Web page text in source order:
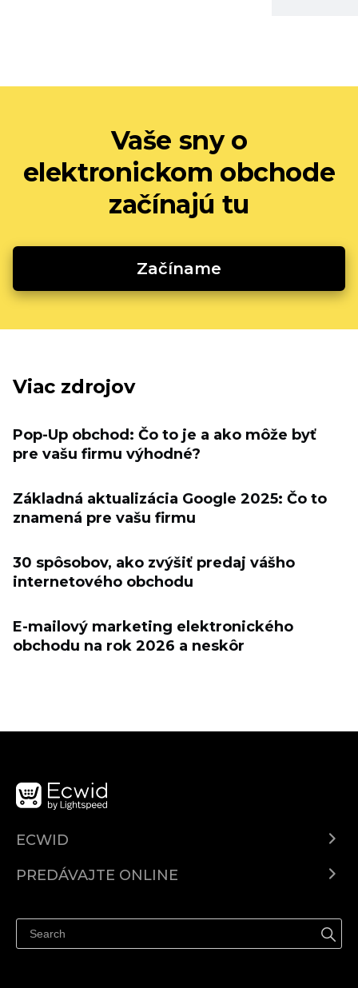
Vaše sny o
elektronickom obchode
začínajú tu
Začíname
Viac zdrojov
Pop-Up obchod: Čo to je a ako môže byť
pre vašu firmu výhodné?
Základná aktualizácia Google 2025: Čo to
znamená pre vašu firmu
30 spôsobov, ako zvýšiť predaj vášho
internetového obchodu
E-mailový marketing elektronického
obchodu na rok 2026 a neskôr
ECWID
Cenník
PREDÁVAJTE ONLINE
Predávajte na Facebook
Predávať na Instagram